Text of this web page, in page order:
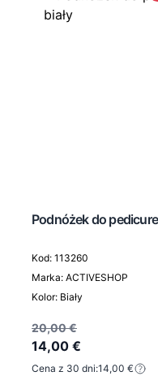
Podnóżek do pedicure
Kod: 113260
Marka: ACTIVESHOP
Kolor: Biały
20,00 €
14,00 €
Cena z 30 dni:14,00 €